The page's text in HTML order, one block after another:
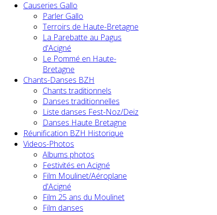
Causeries Gallo
Parler Gallo
Terroirs de Haute-Bretagne
La Parebatte au Pagus
d'Acigné
Le Pommé en Haute-
Bretagne
Chants-Danses BZH
Chants traditionnels
Danses traditionnelles
Liste danses Fest-Noz/Deiz
Danses Haute Bretagne
Réunification BZH Historique
Videos-Photos
Albums photos
Festivités en Acigné
Film Moulinet/Aéroplane
d'Acigné
Film 25 ans du Moulinet
Film danses